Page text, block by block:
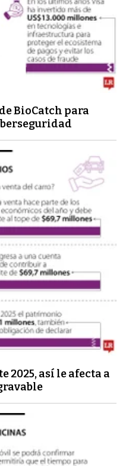
BioCatch para
2025, así le afecta a